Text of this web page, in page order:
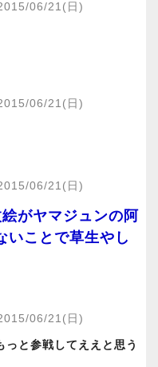
06/21(日)
06/21(日)
06/21(日)
がヤマジュンの阿
いことで草生やし
06/21(日)
っと参戦してええと思う